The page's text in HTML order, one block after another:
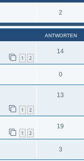
2
ANTWORTEN
1 2
14
0
1 2
13
1 2
19
3